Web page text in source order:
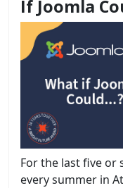
If Joomla
For the last five or
every summer in